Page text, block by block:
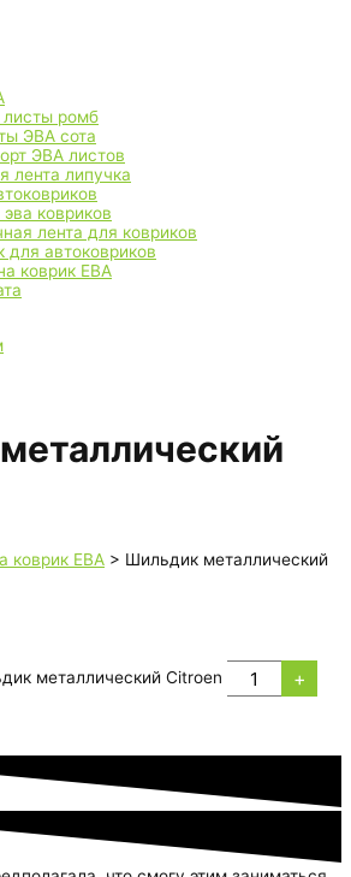
ромб
ЭВА сота
ЭВА листов
лента липучка
ковриков
лента для ковриков
для автоковриков
коврик ЕВА
коврик ЕВА > Шильдик металлический
металлический Citroen +